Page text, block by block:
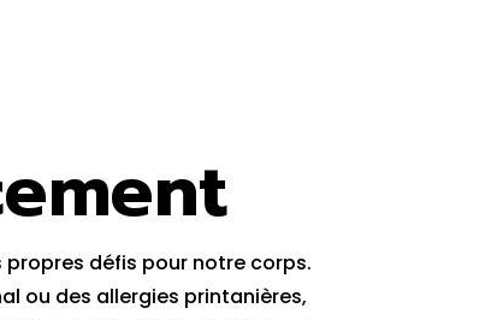
défis pour notre corps.
ou des allergies printanières,